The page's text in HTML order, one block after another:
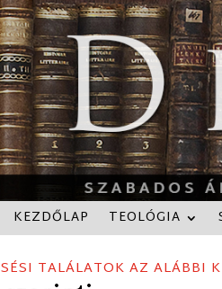
KEZDŐLAP TEOLÓGIA
TALÁLATOK AZ ALÁBBI